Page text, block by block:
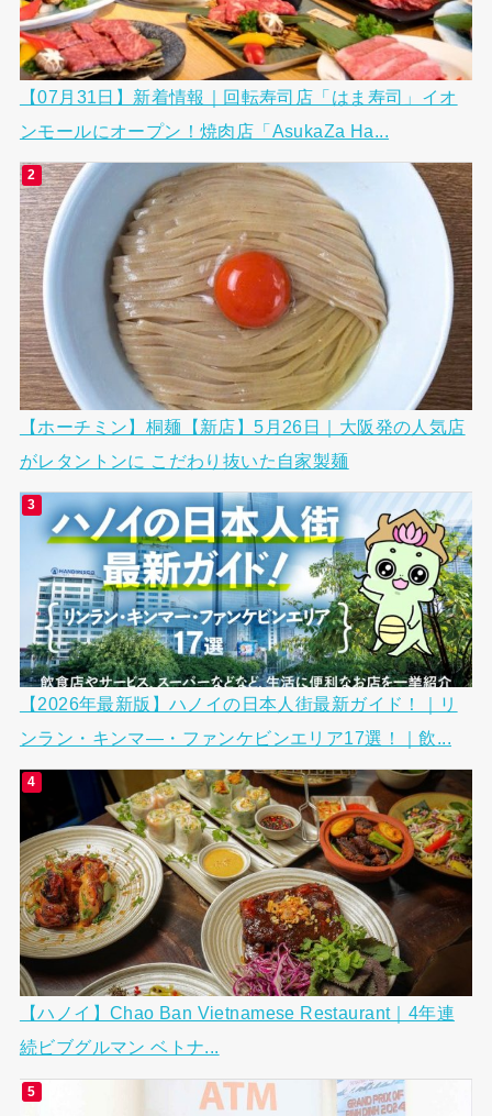
【07月31日】新着情報｜回転寿司店「はま寿司」イオ
ンモールにオープン！焼肉店「AsukaZa Ha...
【ホーチミン】桐麺【新店】5月26日｜大阪発の人気店
がレタントンに こだわり抜いた自家製麺
【2026年最新版】ハノイの日本人街最新ガイド！｜リ
ンラン・キンマ―・ファンケビンエリア17選！｜飲...
【ハノイ】Chao Ban Vietnamese Restaurant｜4年連
続ビブグルマン ベトナ...